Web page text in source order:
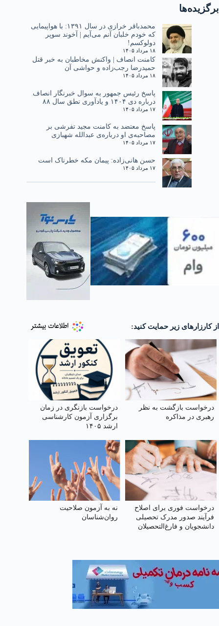
برگزیده‌ها
محمدباقر خرازی در سال ۱۳۹۱: با هواپیمایی
که خودم خلبان آنم می‌آیم | آخوند سوپر
دولوکسم!
۱۸ مرداد ۱۴۰۵
کامنت انصاف | واکنش مخاطبان به خبر قتل
حمیدرضا رجب‌زاده و حواشی آن
۱۸ مرداد ۱۴۰۵
پاسخ رئیس جمهور به سوال خبرنگار انصاف
درباره دی ۱۴۰۴ و یادآوری نطق سال ۸۸
۱۷ مرداد ۱۴۰۵
پاسخ معتضد به کامنت مجید تفرشی بر
مصاحبه‌ی او درباره‌ی عبدالله شهبازی
۱۷ مرداد ۱۴۰۵
حسن هانی‌زاده: پیمان مکه خطرناک است
۱۷ مرداد ۱۴۰۵
از کارزارهای زیر حمایت کنید:
درخواست بازگشت به نظر
رهبری در مذاکره
درخواست بازنگری در زمان
برگزاری آزمون کارشناسی
ارشد ۱۴۰۵
درخواست فوری برای اصلاح
فرآیند صدور مدرک تحصیلی
دانشجویان و فارغ‌التحصیلان
نه به آزمون صلاحیت
روان‌شناسان